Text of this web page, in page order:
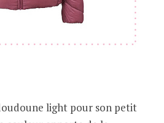
light pour son petit